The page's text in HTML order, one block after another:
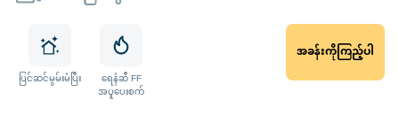
ပြင်ဆင်မွမ်းမံပြီး ရေနံဆီ FF
အပူပေးစက်
အခန်းကိုကြည့်ပါ